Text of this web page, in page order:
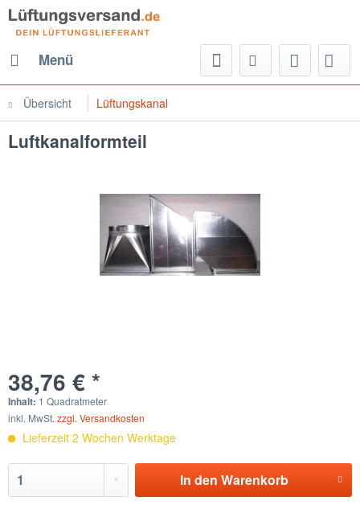
Menü
Übersicht Lüftungskanal
Luftkanalformteil
38,76 € *
Inhalt: 1 Quadratmeter
inkl. MwSt. zzgl. Versandkosten
Lieferzeit 2 Wochen Werktage
In den Warenkorb